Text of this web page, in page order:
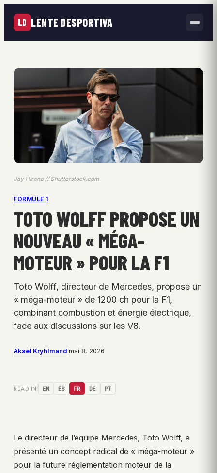
LD LENTE DESPORTIVA
Jay Hirano // Shutterstock.com
FORMULE 1
TOTO WOLFF PROPOSE UN
NOUVEAU « MÉGA-
MOTEUR » POUR LA F1
Toto Wolff, directeur de Mercedes, propose un
« méga-moteur » de 1200 ch pour la F1,
combinant combustion et énergie électrique,
face aux discussions sur les V8.
Aksel Kryhlmand·mai 8, 2026
READ IN: EN ES FR DE PT
Le directeur de l’équipe Mercedes, Toto Wolff, a
présenté un concept radical de « méga-moteur »
pour la future réglementation moteur de la